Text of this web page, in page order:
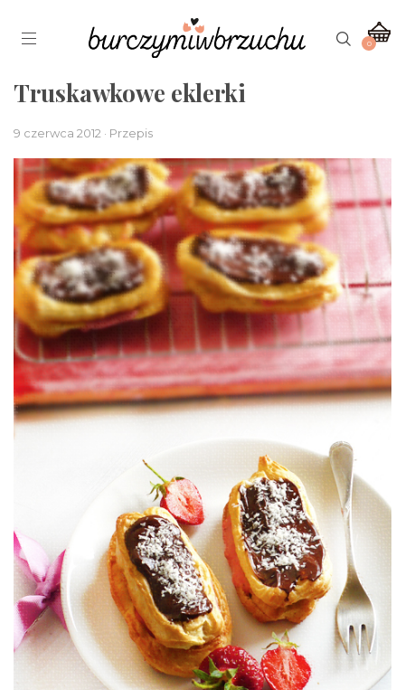
0
Truskawkowe eklerki
9 czerwca 2012 · Przepis